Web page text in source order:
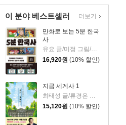
이 분야 베스트셀러
만화로 보는 5분 한국
사
16,920원 (10% 할인)
지금 세계사 1
15,120원 (10% 할인)
더보기